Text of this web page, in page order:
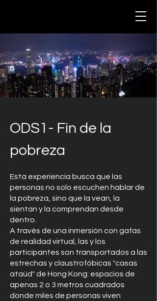
ODS1- Fin de la
pobreza
Esta experiencia busca que las
personas no solo escuchen hablar de
la pobreza, sino que la vean, la
sientan y la comprendan desde
dentro.
A través de una inmersión con gafas
de realidad virtual, las y los
participantes son transportados a las
estrechas y claustrofóbicas "casas
ataúd" de Hong Kong: espacios de
apenas 2 o 3 metros cuadrados
donde miles de personas viven